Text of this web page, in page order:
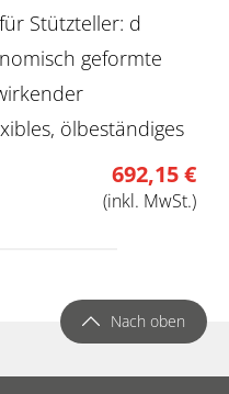
Stützteller: d
geformte
ölbeständiges
Drehzahlregler mit
L 445mm x
240 V- Frequenz: 50
1- inkl. 1 x
692,15 €
(inkl. MwSt.)
Nach oben